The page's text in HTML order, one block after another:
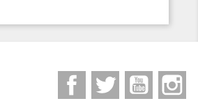
FacebookTwitter YouTube